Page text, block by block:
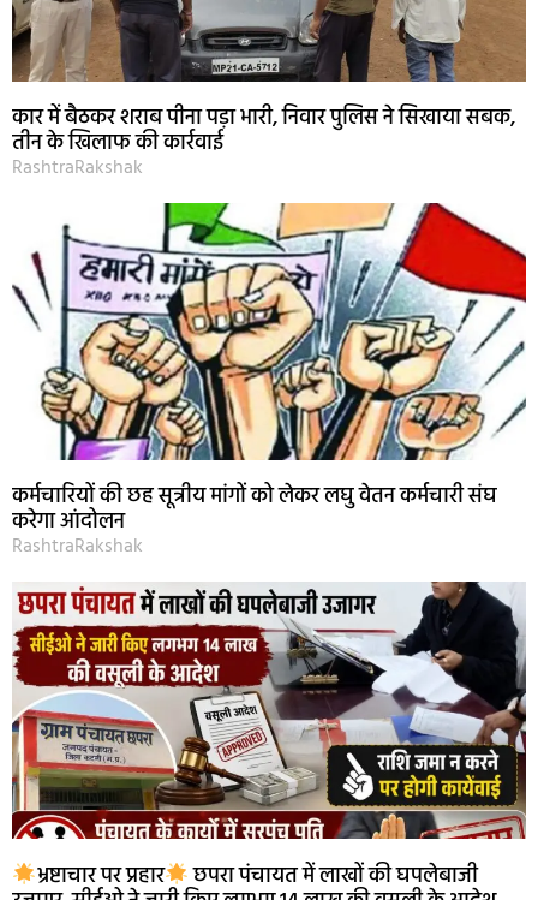
कार में बैठकर शराब पीना पड़ा भारी, निवार पुलिस ने सिखाया सबक,
तीन के खिलाफ की कार्रवाई
RashtraRakshak
कर्मचारियों की छह सूत्रीय मांगों को लेकर लघु वेतन कर्मचारी संघ
करेगा आंदोलन
RashtraRakshak
भ्रष्टाचार पर प्रहार छपरा पंचायत में लाखों की घपलेबाजी